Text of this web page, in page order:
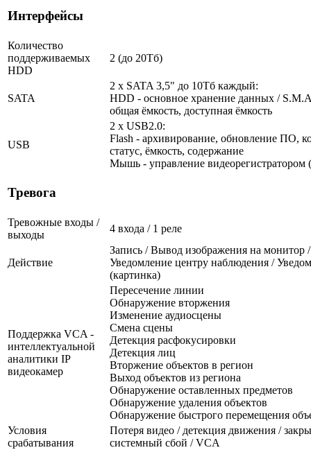
Интерфейсы
Количество
поддерживаемых
HDD
2 (до 20Тб)
SATA
2 x SATA 3,5" до 10Тб каждый:
HDD - основное хранение данных /
общая ёмкость, доступная ёмкость
USB
2 x USB2.0:
Flash - архивирование, обновление ПО,
статус, ёмкость, содержание
Мышь - управление видеорегистратором
Тревога
Тревожные входы /
выходы
4 входа / 1 реле
Действие
Запись / Вывод изображения на монитор
Уведомление центру наблюдения /
(картинка)
Поддержка VCA -
интеллектуальной
аналитики IP
видеокамер
Пересечение линии
Обнаружение вторжения
Изменение аудиосцены
Смена сцены
Детекция расфокусировки
Детекция лиц
Вторжение объектов в регион
Выход объектов из региона
Обнаружение оставленных предметов
Обнаружение удаления объектов
Обнаружение быстрого перемещения
Условия
срабатывания
Потеря видео / детекция движения /
системный сбой / VCA